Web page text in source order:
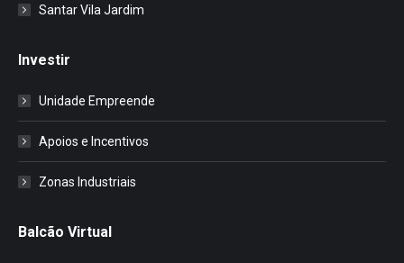
Santar Vila Jardim
Investir
Unidade Empreende
Apoios e Incentivos
Zonas Industriais
Balcão Virtual